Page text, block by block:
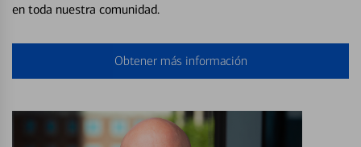
en toda nuestra comunidad.
Obtener más información